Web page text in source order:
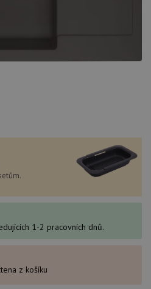
1-2 pracovních dnů.
z košíku